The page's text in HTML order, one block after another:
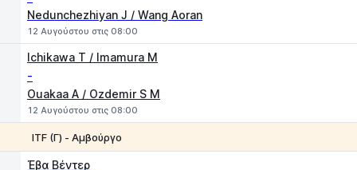
Nedunchezhiyan J / Wang Aoran
12 Αυγούστου στις 08:00
Ichikawa T / Imamura M
-
Ouakaa A / Ozdemir S M
12 Αυγούστου στις 08:00
ITF (Γ) - Αμβούργο
Έβα Βέντερ